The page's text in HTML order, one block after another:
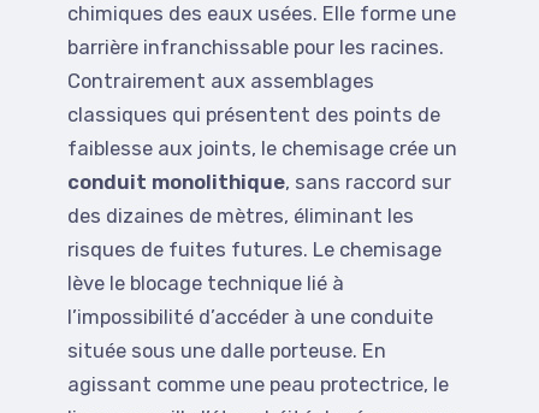
chimiques des eaux usées. Elle forme une
barrière infranchissable pour les racines.
Contrairement aux assemblages
classiques qui présentent des points de
faiblesse aux joints, le chemisage crée un
conduit monolithique, sans raccord sur
des dizaines de mètres, éliminant les
risques de fuites futures. Le chemisage
lève le blocage technique lié à
l’impossibilité d’accéder à une conduite
située sous une dalle porteuse. En
agissant comme une peau protectrice, le